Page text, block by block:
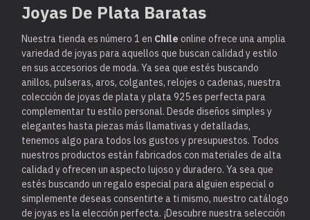
Joyas De Plata Baratas
Nuestra tienda es número 1 en Chile online ofrece una amplia
variedad de joyas para aquellos que buscan calidad y estilo
en sus accesorios de moda. Ya sea que estés buscando
anillos, pulseras, aros, colgantes, relojes o cadenas, nuestra
colección de joyas de plata y plata 925 es perfecta para
complementar tu estilo personal. Desde diseños simples y
elegantes hasta piezas más llamativas y detalladas,
tenemos algo para todos los gustos y presupuestos. Todos
nuestros productos están fabricados con materiales de alta
calidad y ofrecen un aspecto lujoso y duradero. Ya sea que
estés buscando un regalo especial para alguien especial o
simplemente deseas consentirte a ti mismo, nuestro catálogo
de joyas es la elección perfecta. ¡Descubre nuestra selección